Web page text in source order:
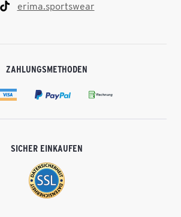
erima.sportswear
ZAHLUNGSMETHODEN
SICHER EINKAUFEN